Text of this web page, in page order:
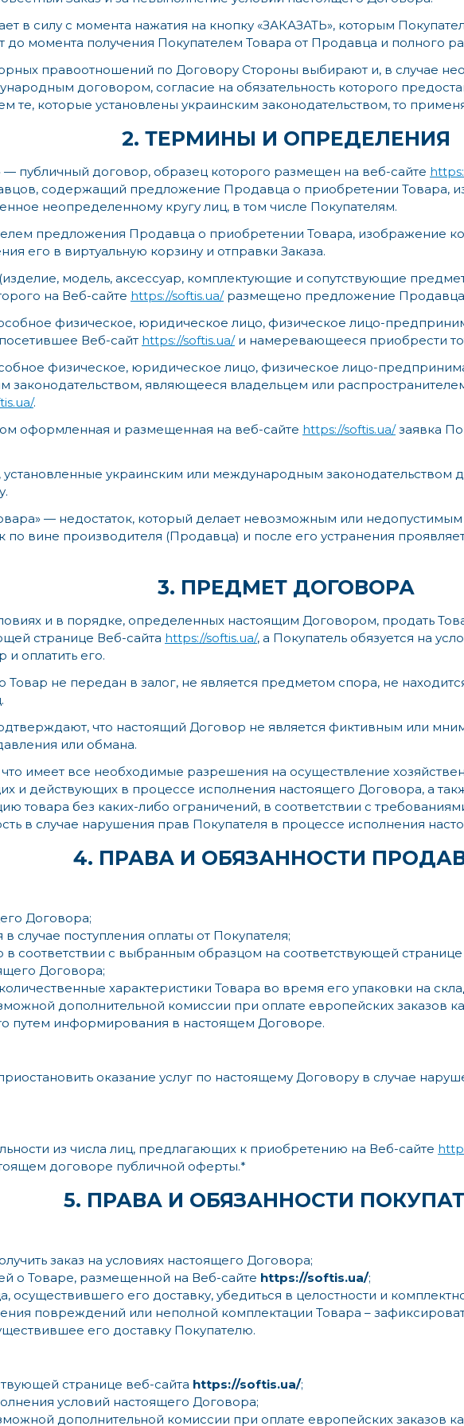
в силу с момента нажатия на кнопку «ЗАКАЗАТЬ», которым
до момента получения Покупателем Товара от Продавца и полного
правоотношений по Договору Стороны выбирают и, в случае
договором, согласие на обязательность которого
те, которые установлены украинским законодательством, то
2. ТЕРМИНЫ И ОПРЕДЕЛЕНИЯ
публичный договор, образец которого размещен на веб-сайте
содержащий предложение Продавца о приобретении Товара,
неопределенному кругу лиц, в том числе Покупателям.
предложения Продавца о приобретении Товара, изображение
его в виртуальную корзину и отправки Заказа.
модель, аксессуар, комплектующие и сопутствующие
на Веб-сайте https://softis.ua/размещено предложение
физическое, юридическое лицо, физическое лицо-
Веб-сайт https://softis.ua/и намеревающееся приобрести
физическое, юридическое лицо, физическое лицо-
являющееся владельцем или
.
оформленная и размещенная на веб-сайте https://softis.ua/заявка
установленные украинским или международным законодательством
— недостаток, который делает невозможным или недопустимым
вине производителя (Продавца) и после его устранения
3. ПРЕДМЕТ ДОГОВОРА
и в порядке, определенных настоящим Договором, продать
странице Веб-сайта https://softis.ua/, а Покупатель обязуется на
оплатить его.
Товар не передан в залог, не является предметом спора, не
что настоящий Договор не является фиктивным или
или обмана.
имеет все необходимые разрешения на осуществление
и действующих в процессе исполнения настоящего Договора, а
товара без каких-либо ограничений, в соответствии с
в случае нарушения прав Покупателя в процессе исполнения
4. ПРАВА И ОБЯЗАННОСТИ
Договора;
случае поступления оплаты от Покупателя;
в соответствии с выбранным образцом на соответствующей
Договора;
характеристики Товара во время его упаковки на
дополнительной комиссии при оплате европейских заказов
путем информирования в настоящем Договоре.
оказание услуг по настоящему Договору в случае
из числа лиц, предлагающих к приобретению на Веб-сайте
договоре публичной оферты.*
5. ПРАВА И ОБЯЗАННОСТИ
заказ на условиях настоящего Договора;
о Товаре, размещенной на Веб-сайте https://softis.ua/;
осуществившего его доставку, убедиться в целостности и
повреждений или неполной комплектации Товара –
его доставку Покупателю.
странице веб-сайта https://softis.ua/;
условий настоящего Договора;
дополнительной комиссии при оплате европейских заказов